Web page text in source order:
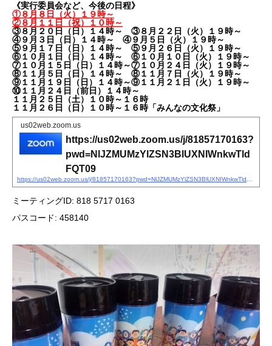
《実行委員会など、今後の日程》
①８月８日（火）１９時～
②８月１１日（祝）１０時～
③８月２０日（日）１４時～ ③８月２２日（火）１９時～
④９月３日（日）１４時～ ④９月５日（火）１９時～
⑤９月１７日（日）１４時～ ⑤９月２６日（火）１９時～
⑥１０月１日（日）１４時～ ⑥１０月１０日（火）１９時～
⑦１０月１５日（日）１４時～⑦１０月２４日（火）１９時～
⑧１１月５日（日）１４時～ ⑧１１月７日（火）１９時～
⑨１１月１９日（日）１４時～⑨１１月２１日（火）１９時～
⑩１１月２４日（前日）１４時～
１１月２５日（土）１０時～１６時
１１月２６日（日）１０時～１６時「みんなの文化祭」
us02web.zoom.us
https://us02web.zoom.us/j/81857170163?
pwd=NlJZMUMzYlZSN3BlUXNIWnkwTld
FQT09
ミーティングID: 818 5717 0163
パスコード: 458140